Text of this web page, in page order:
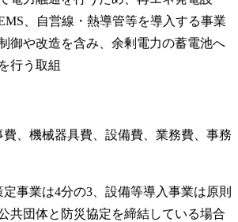
、自営線・熱導管等を導入する事業
御や改造を含み、余剰電力の蓄電池へ
行う取組
費、機械器具費、設備費、業務費、事務
事業は4分の3、設備等導入事業は原則
共団体と防災協定を締結している場合